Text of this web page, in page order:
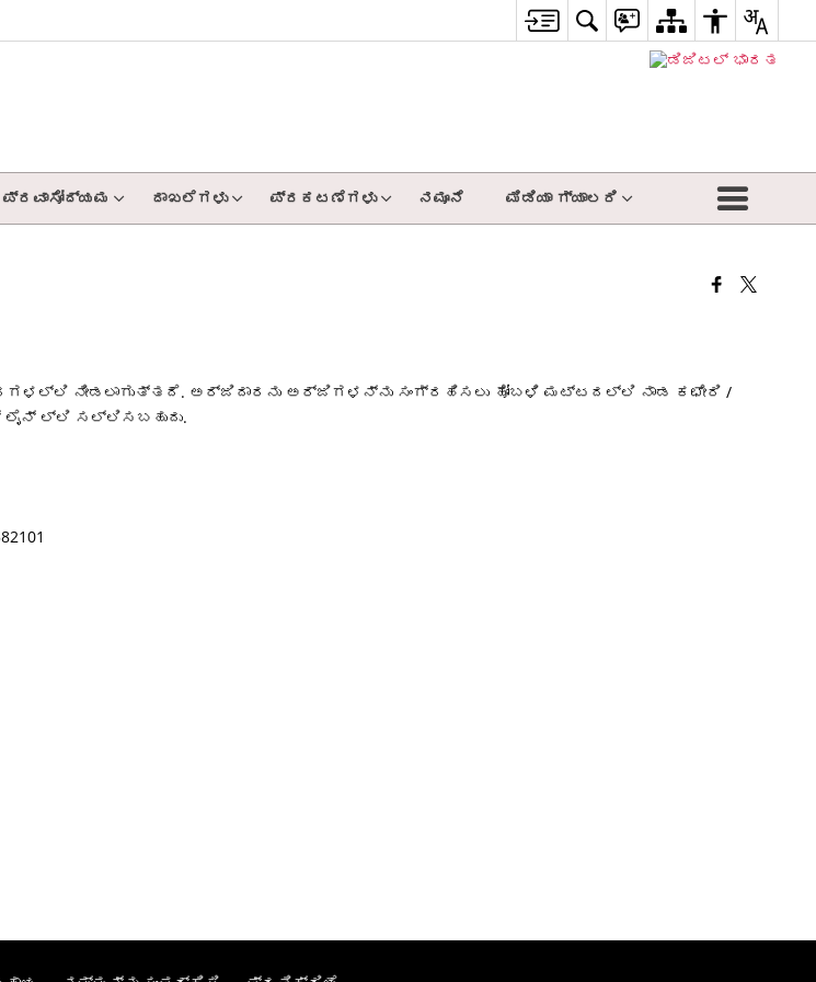
ಪ್ರವಾಸೋದ್ಯಮ ದಾಖಲೆಗಳು ಪ್ರಕಟಣೆಗಳು ನಮೂನೆ ಮಿಡಿಯಾ ಗ್ಯಾಲರಿ
ನೀಡಲಾಗುತ್ತದೆ. ಅರ್ಜಿದಾರನು ಅರ್ಜಿಗಳನ್ನು ಸಂಗ್ರಹಿಸಲು ಹೋಬಳಿ ಮಟ್ಟದಲ್ಲಿ ನಾಡ ಕಛೇರಿ /
ಲ್ಲಿ ಸಲ್ಲಿಸಬಹುದು.